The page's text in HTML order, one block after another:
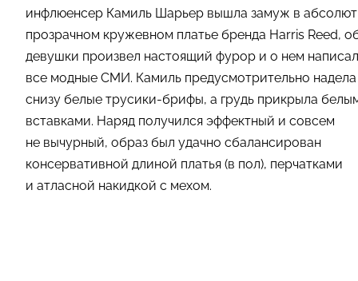
инфлюенсер Камиль Шарьер вышла замуж в
прозрачном кружевном платье бренда Harris Reed,
девушки произвел настоящий фурор и о нем
все модные СМИ. Камиль предусмотрительно надела
снизу белые трусики-брифы, а грудь прикрыла
вставками. Наряд получился эффектный и совсем
не вычурный, образ был удачно сбалансирован
консервативной длиной платья (в пол), перчатками
и атласной накидкой с мехом.